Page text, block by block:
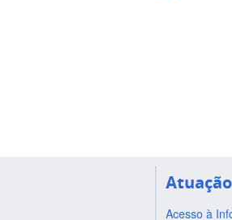
Atuação
Acesso à